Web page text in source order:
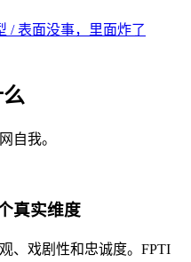
/ 表面没事，里面炸了
自我。
真实维度
、戏剧性和忠诚度。FPTI